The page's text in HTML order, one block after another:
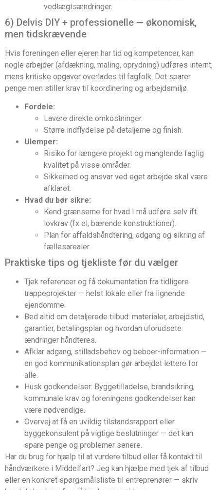
vedtægtsændringer.
6) Delvis DIY + professionelle — økonomisk,
men tidskrævende
Hvis foreningen eller ejeren har tid og kompetencer, kan
nogle arbejder (afdækning, maling, oprydning) udføres internt,
mens kritiske opgaver overlades til fagfolk. Det sparer
penge men stiller krav til koordinering og arbejdsmiljø.
Fordele:
Lavere direkte omkostninger.
Større indflydelse på detaljerne og finish.
Ulemper:
Risiko for længere projekt og manglende faglig
kvalitet på visse områder.
Sikkerhed og ansvar ved eget arbejde skal være
afklaret.
Hvad du bør sikre:
Kend grænserne for hvad I må udføre selv ift.
lovkrav (fx el, bærende konstruktioner).
Plan for affaldshåndtering, adgang og sikring af
fællesarealer.
Praktiske tips og tjekliste før du vælger
Tjek referencer og få dokumentation fra tidligere
trappeprojekter — helst lokale eller fra lignende
ejendomme.
Bed altid om detaljerede tilbud: materialer, arbejdstid,
garantier, betalingsplan og hvordan uforudsete
ændringer håndteres.
Afklar adgang, stilladsbehov og beboer-information —
en god kommunikationsplan gør arbejdet lettere for
alle.
Husk godkendelser: Byggetilladelse, brandsikring,
kommunale krav og foreningens godkendelser kan
være nødvendige.
Overvej at få en uvildig tilstandsrapport eller
byggekonsulent på vigtige beslutninger — det kan
spare penge og problemer senere.
Har du brug for hjælp til at vurdere tilbud eller få kontakt til
håndværkere i Middelfart? Jeg kan hjælpe med tjek af tilbud
eller en konkret spørgsmålsliste til entreprenører — skriv